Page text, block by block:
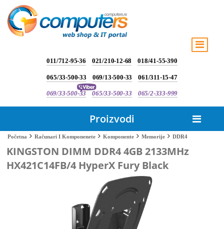
011/712-95-36 021/210-12-68 018/41-55-390
065/33-500-33 069/13-500-33 061/311-15-47
069/33-500-33 065/33-500-33 065/2-333-999
Proizvodi
Početna Računari I Komponenete Komponente Memorije DDR4
KINGSTON DIMM DDR4 4GB 2133MHz
HX421C14FB/4 HyperX Fury Black